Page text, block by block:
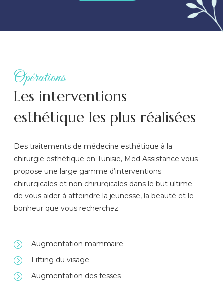
Opérations
Les interventions
esthétique les plus réalisées
Des traitements de médecine esthétique à la
chirurgie esthétique en Tunisie, Med Assistance vous
propose une large gamme d’interventions
chirurgicales et non chirurgicales dans le but ultime
de vous aider à atteindre la jeunesse, la beauté et le
bonheur que vous recherchez.
Augmentation mammaire
Lifting du visage
Augmentation des fesses